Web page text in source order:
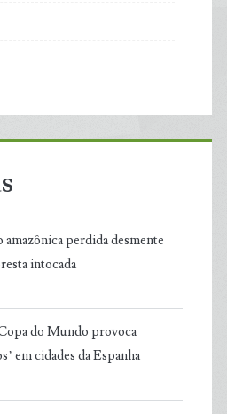
perdida desmente
intocada
do Mundo provoca
em cidades da Espanha